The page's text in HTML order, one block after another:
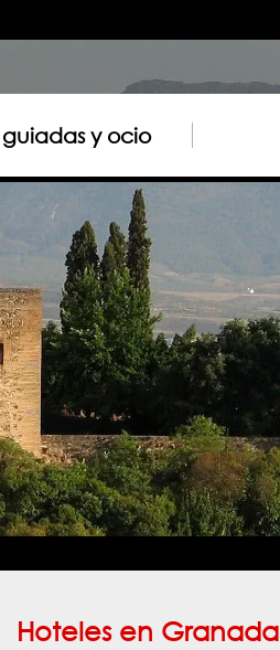
guiadas y ocio
Hoteles en Granada